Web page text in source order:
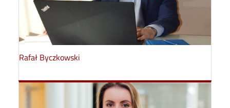
Rafał Byczkowski